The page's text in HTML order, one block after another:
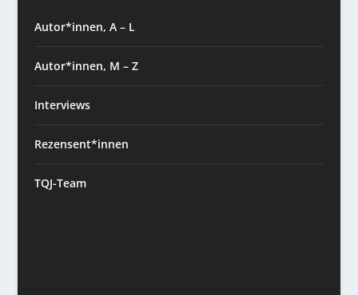
Autor*innen, A – L
Autor*innen, M – Z
Interviews
Rezensent*innen
TQJ-Team